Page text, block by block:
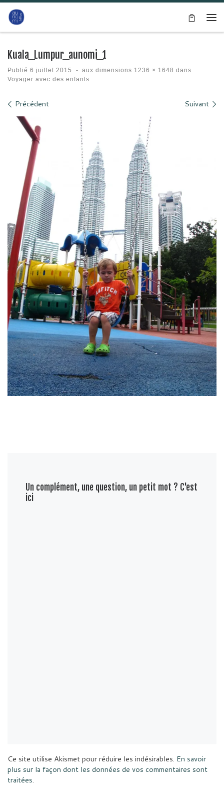
Passer au contenu
Kuala_Lumpur_aunomi_1
Publié 6 juillet 2015 - aux dimensions 1236 × 1648 dans
Voyager avec des enfants
Navigation des images
Précédent Suivant
Un complément, une question, un petit mot ? C'est
ici
Ce site utilise Akismet pour réduire les indésirables. En savoir
plus sur la façon dont les données de vos commentaires sont
traitées.